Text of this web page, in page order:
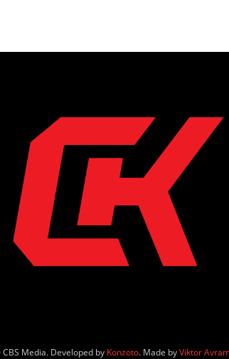
Media. Developed by Konzoto. Made byViktor